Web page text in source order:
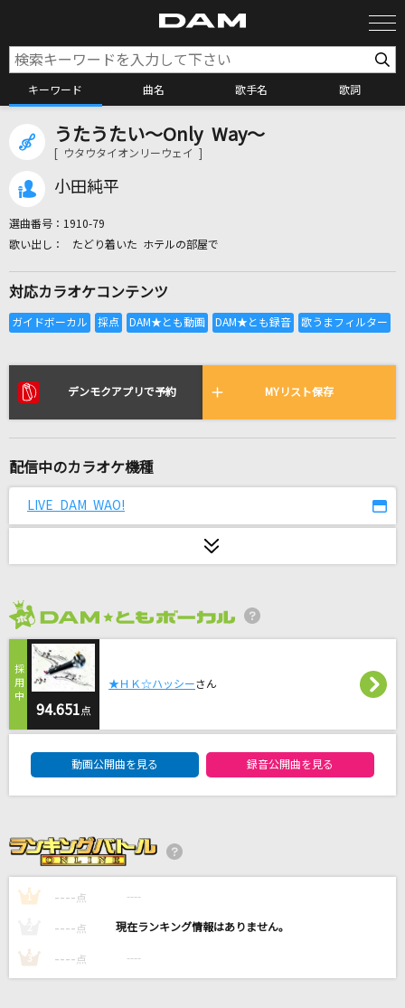
キーワード 曲名 歌手名 歌詞
カラオケ検索
全国りれき
キタニタツヤ
MY FIRST STORY
サクラ～卒業できなかった君へ～
半崎美子
ライラック
Mrs. GREEN APPLE
青いリンゴ
野口五郎
back number
ラピスラズリ
星を廻せ月より速く(期間限定MVバージョン)
うたうたい～Only Way～
[ ウタウタイオンリーウェイ ]
小田純平
選曲番号： 1910-79
たどり着いた ホテルの部屋で
対応カラオケコンテンツ
デンモクアプリで予約 MYリスト保存
配信中のカラオケ機種
LIVE DAM WAO!
94.651 点
★ＨＫ☆ハッシーさん
動画公開曲を見る 録音公開曲を見る
1 ---- 点 ----
---- 点 ----
3 ---- 点 ----